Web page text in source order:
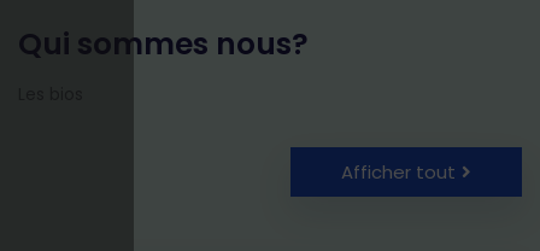
Qui sommes nous?
Afficher tout